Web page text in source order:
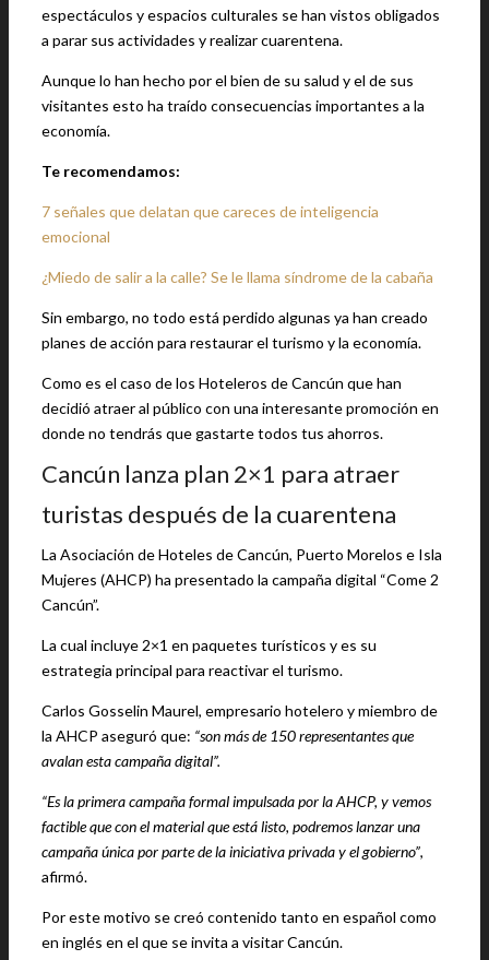
espectáculos y espacios culturales se han vistos obligados
a parar sus actividades y realizar cuarentena.
Aunque lo han hecho por el bien de su salud y el de sus
visitantes esto ha traído consecuencias importantes a la
economía.
Te recomendamos:
7 señales que delatan que careces de inteligencia
emocional
¿Miedo de salir a la calle? Se le llama síndrome de la cabaña
Sin embargo, no todo está perdido algunas ya han creado
planes de acción para restaurar el turismo y la economía.
Como es el caso de los Hoteleros de Cancún que han
decidió atraer al público con una interesante promoción en
donde no tendrás que gastarte todos tus ahorros.
Cancún lanza plan 2×1 para atraer
turistas después de la cuarentena
La Asociación de Hoteles de Cancún, Puerto Morelos e Isla
Mujeres (AHCP) ha presentado la campaña digital “Come 2
Cancún”.
La cual incluye 2×1 en paquetes turísticos y es su
estrategia principal para reactivar el turismo.
Carlos Gosselin Maurel, empresario hotelero y miembro de
la AHCP aseguró que: “son más de 150 representantes que
avalan esta campaña digital”.
“Es la primera campaña formal impulsada por la AHCP, y vemos
factible que con el material que está listo, podremos lanzar una
campaña única por parte de la iniciativa privada y el gobierno”,
afirmó.
Por este motivo se creó contenido tanto en español como
en inglés en el que se invita a visitar Cancún.